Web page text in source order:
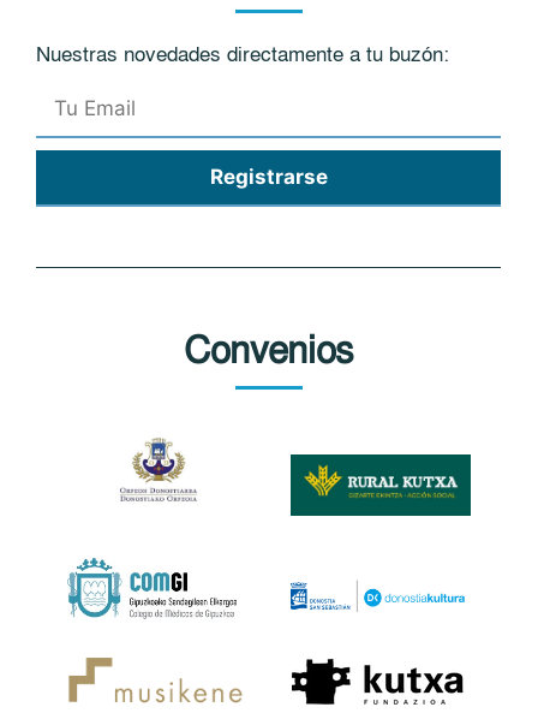
Nuestras novedades directamente a tu buzón:
Convenios